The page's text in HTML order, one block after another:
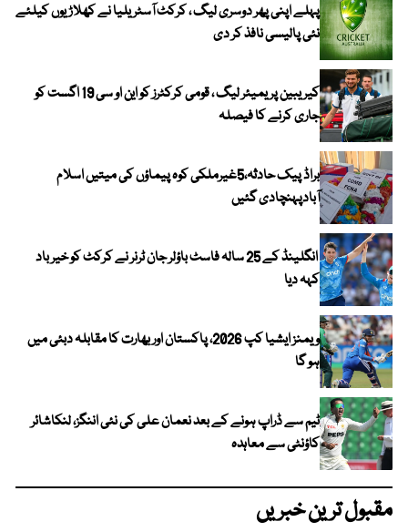
پہلے اپنی پھر دوسری لیگ ، کرکٹ آسٹریلیا نے کھلاڑیوں کیلئے
نئی پالیسی نافذ کر دی
کیریبین پریمیئر لیگ ، قومی کرکٹرز کو این او سی 19 اگست کو
جاری کرنے کا فیصلہ
براڈ پیک حادثہ،5غیرملکی کوہ پیماؤں کی میتیں اسلام
آبادپہنچادی گئیں
انگلینڈ کے 25 سالہ فاسٹ باؤلر جان ٹرنر نے کرکٹ کو خیر باد
کہہ دیا
ویمنز ایشیا کپ 2026، پاکستان اور بھارت کا مقابلہ دبئی میں
ہو گا
ٹیم سے ڈراپ ہونے کے بعد نعمان علی کی نئی اننگز، لنکاشائر
کاؤنٹی سے معاہدہ
مقبول ترین خبریں